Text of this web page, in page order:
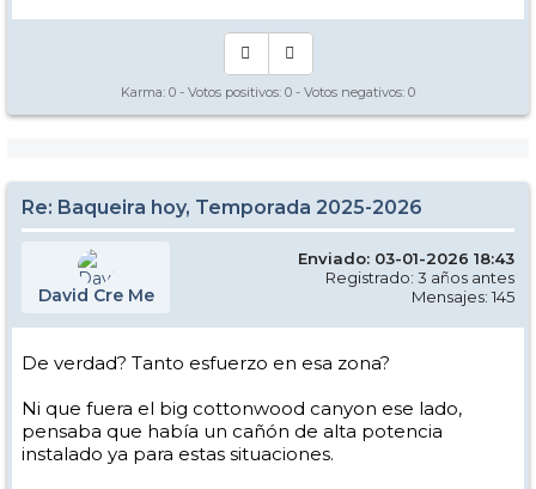
Karma: 0 - Votos positivos: 0 - Votos negativos: 0
Re: Baqueira hoy, Temporada 2025-2026
David Cre Me
Enviado: 03-01-2026 18:43
Registrado: 3 años antes
Mensajes: 145
De verdad? Tanto esfuerzo en esa zona?
Ni que fuera el big cottonwood canyon ese lado,
pensaba que había un cañón de alta potencia
instalado ya para estas situaciones.